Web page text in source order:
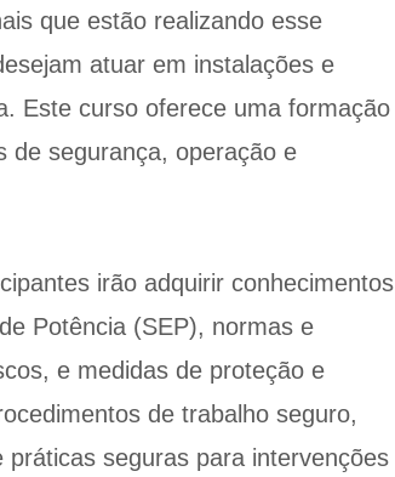
que estão realizando esse
atuar em instalações e
Este curso oferece uma formação
de segurança, operação e
irão adquirir conhecimentos
Potência (SEP), normas e
e medidas de proteção e
de trabalho seguro,
seguras para intervenções